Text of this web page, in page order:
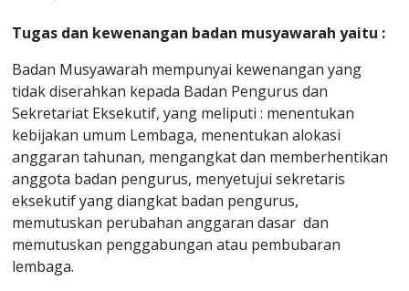
Tugas dan kewenangan badan musyawarah yaitu :
Badan Musyawarah mempunyai kewenangan yang
tidak diserahkan kepada Badan Pengurus dan
Sekretariat Eksekutif, yang meliputi : menentukan
kebijakan umum Lembaga, menentukan alokasi
anggaran tahunan, mengangkat dan memberhentikan
anggota badan pengurus, menyetujui sekretaris
eksekutif yang diangkat badan pengurus,
memutuskan perubahan anggaran dasar dan
memutuskan penggabungan atau pembubaran
lembaga.